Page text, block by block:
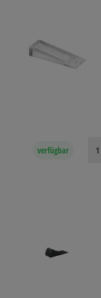
verfügbar